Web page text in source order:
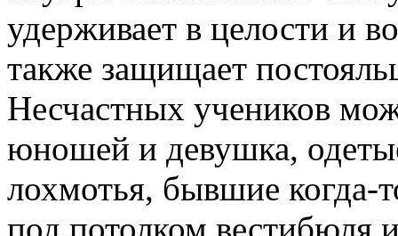
удерживает в целости и
также защищает
Несчастных учеников
юношей и девушка,
лохмотья, бывшие когда-
под потолком вестибюля